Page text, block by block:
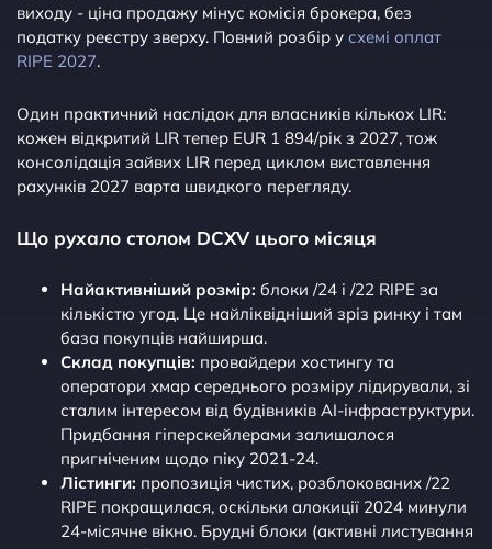
виходу - ціна продажу мінус комісія брокера, без
податку реєстру зверху. Повний розбір у схемі оплат
RIPE 2027.
Один практичний наслідок для власників кількох LIR:
кожен відкритий LIR тепер EUR 1 894/рік з 2027, тож
консолідація зайвих LIR перед циклом виставлення
рахунків 2027 варта швидкого перегляду.
Що рухало столом DCXV цього місяця
Найактивніший розмір: блоки /24 і /22 RIPE за
кількістю угод. Це найліквідніший зріз ринку і там
база покупців найширша.
Склад покупців: провайдери хостингу та
оператори хмар середнього розміру лідирували, зі
сталим інтересом від будівників AI-інфраструктури.
Придбання гіперскейлерами залишалося
пригніченим щодо піку 2021-24.
Лістинги: пропозиція чистих, розблокованих /22
RIPE покращилася, оскільки алокиції 2024 минули
24-місячне вікно. Брудні блоки (активні листування